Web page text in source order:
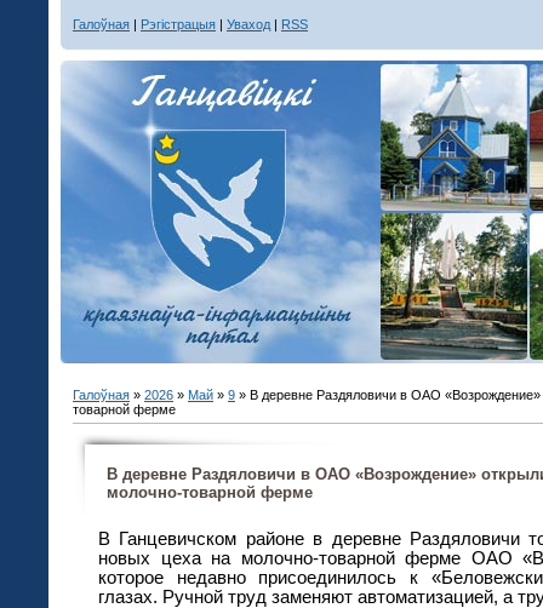
Галоўная | Рэгістрацыя | Уваход | RSS
Галоўная » 2026 » Май » 9 » В деревне Раздяловичи в ОАО
товарной ферме
В деревне Раздяловичи в ОАО «Возрождение»
молочно-товарной ферме
В Ганцевичском районе в деревне Раздяловичи
новых цеха на молочно-товарной ферме ОАО
которое недавно присоединилось к
глазах. Ручной труд заменяют автоматизацией, а